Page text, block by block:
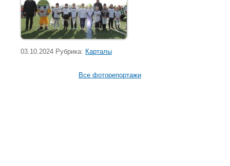
03.10.2024 Рубрика: Карталы
Все фоторепортажи